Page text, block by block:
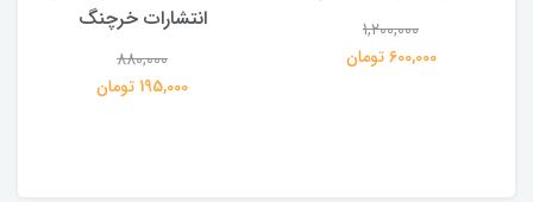
1,200,000
600,000 تومان
انتشارات خرچنگ
880,000
195,000 تومان